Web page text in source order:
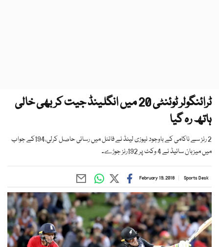
ٹرائنگولر ٹوئنٹی 20 میں انگلینڈ جیت کر بھی خالی
ہاتھ رہ گیا
2 رنز سے ناکامی کے باوجود نیوزی لینڈ نے فائنل میں رسائی حاصل کرلی،194کے جواب
میں میزبان سائیڈ نے 4 وکٹ پر 192رنز جوڑے۔
Sports Desk
February 19, 2018